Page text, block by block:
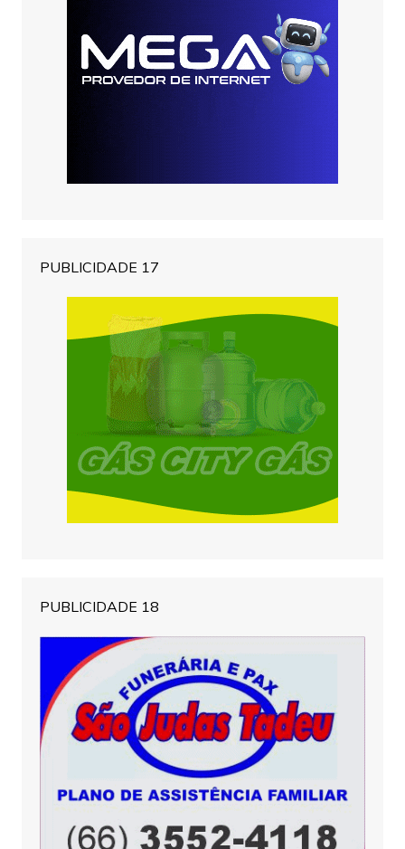
PUBLICIDADE 17
PUBLICIDADE 18